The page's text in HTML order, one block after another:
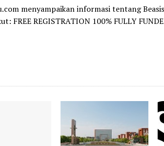
menyampaikan informasi tentang
FREE REGISTRATION 100% FULLY